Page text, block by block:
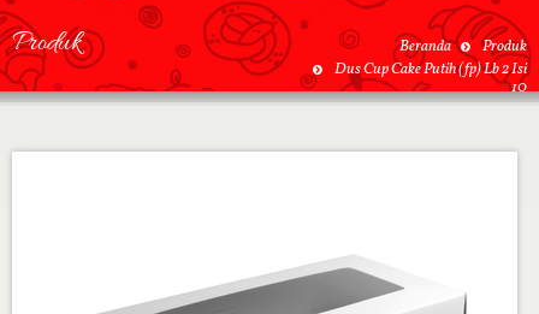
Produk Beranda
Produk
Dus Cup Cake Putih (fp) Lb 2 Isi
10